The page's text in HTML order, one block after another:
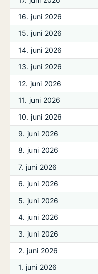
16. juni 2026
15. juni 2026
14. juni 2026
13. juni 2026
12. juni 2026
11. juni 2026
10. juni 2026
9. juni 2026
8. juni 2026
7. juni 2026
6. juni 2026
5. juni 2026
4. juni 2026
3. juni 2026
2. juni 2026
1. juni 2026